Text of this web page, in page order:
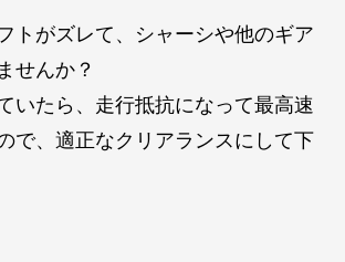
トがズレて、シャーシや他のギア
せんか？
いたら、走行抵抗になって最高速
で、適正なクリアランスにして下